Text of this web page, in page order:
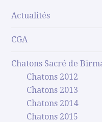
Actualités
CGA
Chatons Sacré de
Chatons 2012
Chatons 2013
Chatons 2014
Chatons 2015